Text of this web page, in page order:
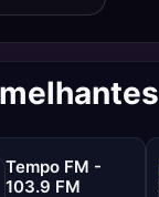
Tempo FM -
103.9 FM